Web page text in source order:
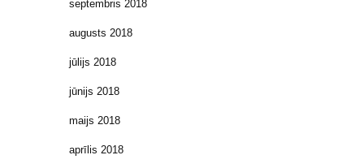
septembris 2018
augusts 2018
jūlijs 2018
jūnijs 2018
maijs 2018
aprīlis 2018